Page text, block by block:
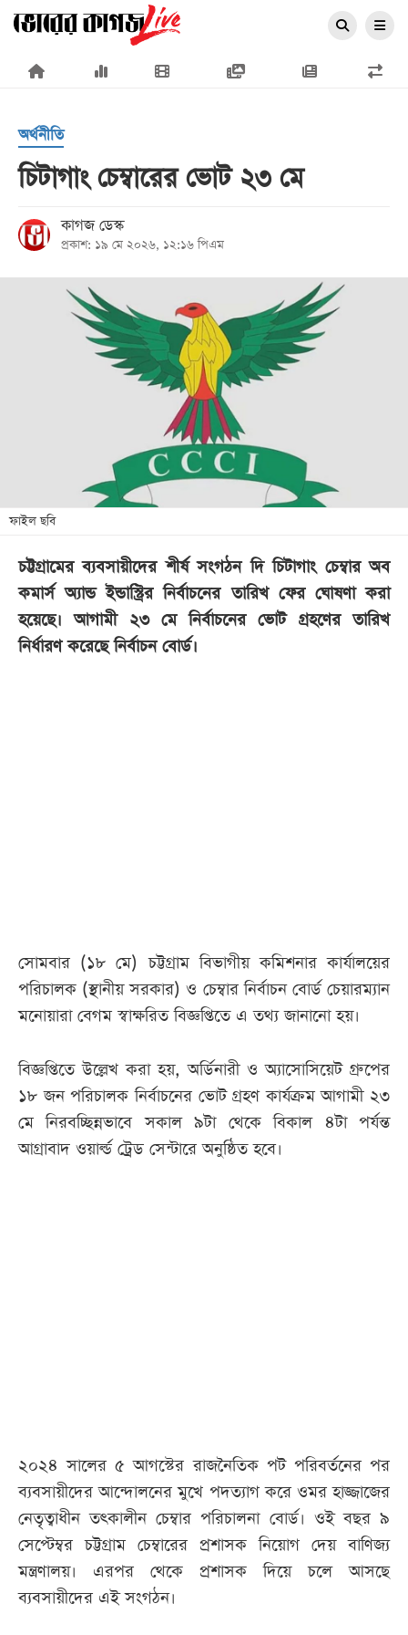
×
প্রচ্ছদ
রাজনীতি
স্টাইল
শিক্ষা
তথ্যপ্রযুক্তি
সব
বিভাগ
পেপার
অর্থনীতি
চিটাগাং চেম্বারের ভোট ২৩ মে
কাগজ ডেস্ক
প্রকাশ: ১৯ মে ২০২৬, ১২:১৬ পিএম
ফাইল ছবি
চট্টগ্রামের ব্যবসায়ীদের শীর্ষ সংগঠন দি চিটাগাং চেম্বার অব
কমার্স অ্যান্ড ইন্ডাস্ট্রির নির্বাচনের তারিখ ফের ঘোষণা করা
হয়েছে। আগামী ২৩ মে নির্বাচনের ভোট গ্রহণের তারিখ
নির্ধারণ করেছে নির্বাচন বোর্ড।
সোমবার (১৮ মে) চট্টগ্রাম বিভাগীয় কমিশনার কার্যালয়ের
পরিচালক (স্থানীয় সরকার) ও চেম্বার নির্বাচন বোর্ড চেয়ারম্যান
মনোয়ারা বেগম স্বাক্ষরিত বিজ্ঞপ্তিতে এ তথ্য জানানো হয়।
বিজ্ঞপ্তিতে উল্লেখ করা হয়, অর্ডিনারী ও অ্যাসোসিয়েট গ্রুপের
১৮ জন পরিচালক নির্বাচনের ভোট গ্রহণ কার্যক্রম আগামী ২৩
মে নিরবচ্ছিন্নভাবে সকাল ৯টা থেকে বিকাল ৪টা পর্যন্ত
আগ্রাবাদ ওয়ার্ল্ড ট্রেড সেন্টারে অনুষ্ঠিত হবে।
২০২৪ সালের ৫ আগস্টের রাজনৈতিক পট পরিবর্তনের পর
ব্যবসায়ীদের আন্দোলনের মুখে পদত্যাগ করে ওমর হাজ্জাজের
নেতৃত্বাধীন তৎকালীন চেম্বার পরিচালনা বোর্ড। ওই বছর ৯
সেপ্টেম্বর চট্টগ্রাম চেম্বারের প্রশাসক নিয়োগ দেয় বাণিজ্য
মন্ত্রণালয়। এরপর থেকে প্রশাসক দিয়ে চলে আসছে
ব্যবসায়ীদের এই সংগঠন।